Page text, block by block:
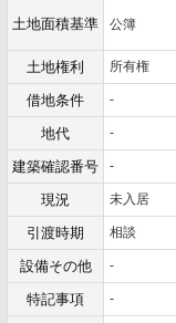
土地面積基準 公簿
土地権利 所有権
借地条件 -
地代 -
建築確認番号 -
現況 未入居
引渡時期 相談
設備その他 -
特記事項 -